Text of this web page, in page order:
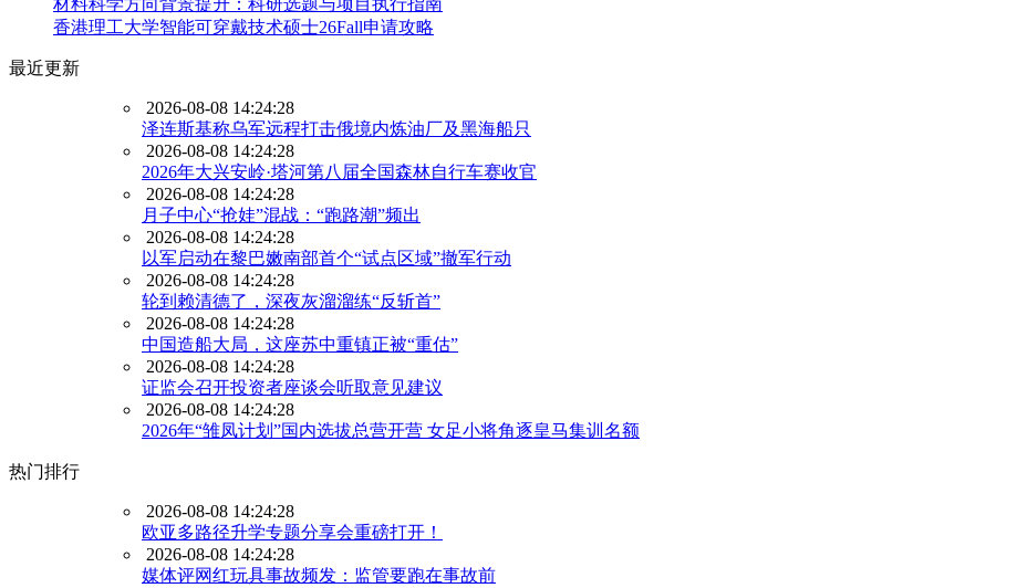
香港理工大学智能可穿戴技术硕士26Fall申请攻略
最近更新
2026-08-08 14:24:28
泽连斯基称乌军远程打击俄境内炼油厂及黑海船只
2026-08-08 14:24:28
2026年大兴安岭·塔河第八届全国森林自行车赛收官
2026-08-08 14:24:28
月子中心“抢娃”混战：“跑路潮”频出
2026-08-08 14:24:28
以军启动在黎巴嫩南部首个“试点区域”撤军行动
2026-08-08 14:24:28
轮到赖清德了，深夜灰溜溜练“反斩首”
2026-08-08 14:24:28
中国造船大局，这座苏中重镇正被“重估”
2026-08-08 14:24:28
证监会召开投资者座谈会听取意见建议
2026-08-08 14:24:28
2026年“雏凤计划”国内选拔总营开营 女足小将角逐皇马集训名额
热门排行
2026-08-08 14:24:28
欧亚多路径升学专题分享会重磅打开！
2026-08-08 14:24:28
媒体评网红玩具事故频发：监管要跑在事故前